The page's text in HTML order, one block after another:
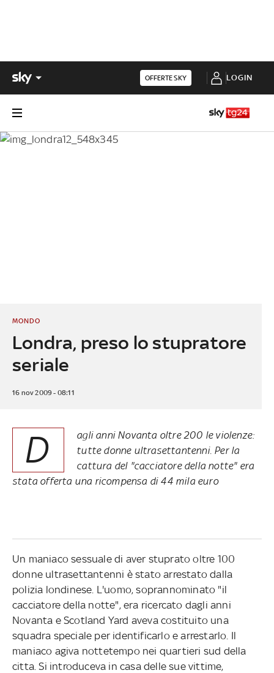
OFFERTE SKY LOGIN
Londra, preso lo stupratore
seriale
MONDO
16 nov 2009 - 08:11
D
agli anni Novanta oltre 200 le violenze:
tutte donne ultrasettantenni. Per la
cattura del "cacciatore della notte" era
stata offerta una ricompensa di 44 mila euro
Un maniaco sessuale di aver stuprato oltre 100
donne ultrasettantenni è stato arrestato dalla
polizia londinese. L'uomo, soprannominato "il
cacciatore della notte", era ricercato dagli anni
Novanta e Scotland Yard aveva costituito una
squadra speciale per identificarlo e arrestarlo. Il
maniaco agiva nottetempo nei quartieri sud della
citta. Si introduceva in casa delle sue vittime,